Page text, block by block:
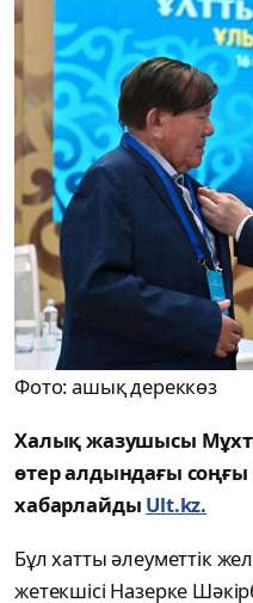
Фото: ашық дереккөз
Халық жазушысы
өтер алдындағы соңғы
хабарлайды Ult.kz.
Бұл хатты әлеуметтік
жетекшісі Назерке